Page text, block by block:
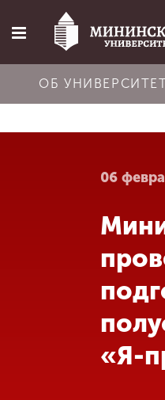
Главная
Об университете
Абитуриенту
Обучение
ОБ
06
«Я-